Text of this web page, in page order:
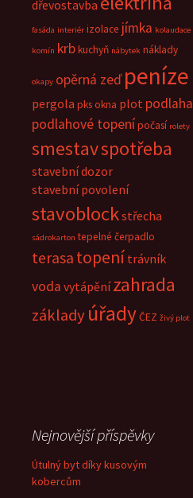
dřevostavba
fasáda interiér izolace jímka kolaudace
komín krbkuchyň nábytek náklady
okapy opěrná zeď peníze
pergola pks okna plot podlaha
podlahové topenípočasí rolety
smestavspotřeba
stavební dozor
stavební povolení
stavoblockstřecha
sádrokarton tepelné čerpadlo
terasa topení trávník
voda vytápění zahrada
základyúřadyČEZ živý plot
Nejnovější příspěvky
Útulný byt díky kusovým
kobercům